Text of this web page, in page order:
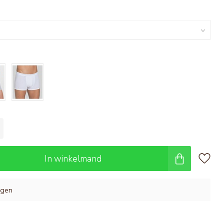
In winkelmand